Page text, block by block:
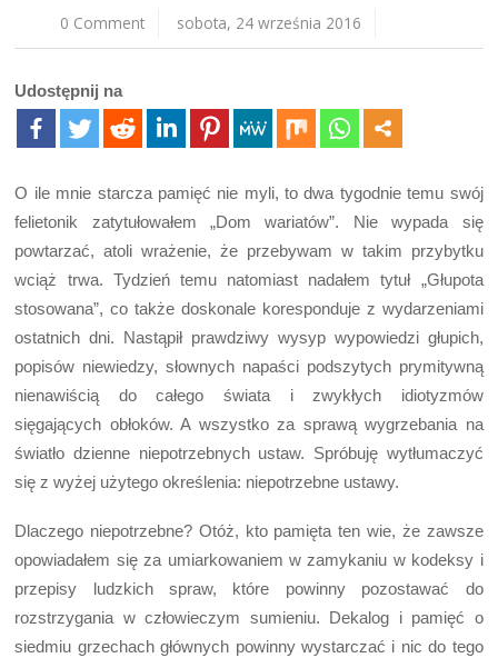
0 Comment sobota, 24 września 2016
Udostępnij na
O ile mnie starcza pamięć nie myli, to dwa tygodnie temu swój
felietonik zatytułowałem „Dom wariatów”. Nie wypada się
powtarzać, atoli wrażenie, że przebywam w takim przybytku
wciąż trwa. Tydzień temu natomiast nadałem tytuł „Głupota
stosowana”, co także doskonale koresponduje z wydarzeniami
ostatnich dni. Nastąpił prawdziwy wysyp wypowiedzi głupich,
popisów niewiedzy, słownych napaści podszytych prymitywną
nienawiścią do całego świata i zwykłych idiotyzmów
sięgających obłoków. A wszystko za sprawą wygrzebania na
światło dzienne niepotrzebnych ustaw. Spróbuję wytłumaczyć
się z wyżej użytego określenia: niepotrzebne ustawy.
Dlaczego niepotrzebne? Otóż, kto pamięta ten wie, że zawsze
opowiadałem się za umiarkowaniem w zamykaniu w kodeksy i
przepisy ludzkich spraw, które powinny pozostawać do
rozstrzygania w człowieczym sumieniu. Dekalog i pamięć o
siedmiu grzechach głównych powinny wystarczać i nic do tego